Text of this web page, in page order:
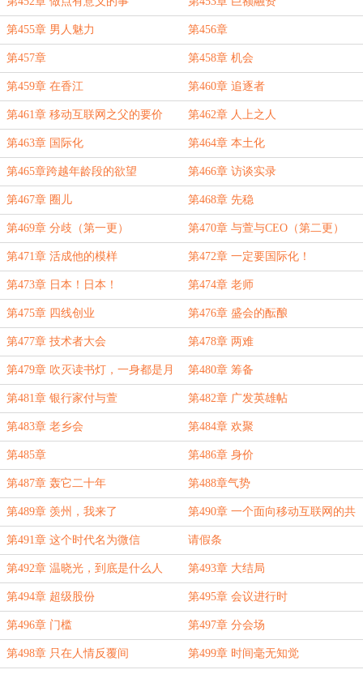
第455章 男人魅力 第456章
第457章 第458章 机会
第459章 在香江 第460章 追逐者
第461章 移动互联网之父的要价
（求订阅）
第462章 人上之人
第463章 国际化 第464章 本土化
第465章跨越年龄段的欲望 第466章 访谈实录
第467章 圈儿 第468章 先稳
第469章 分歧（第一更） 第470章 与萱与CEO（第二更）
第471章 活成他的模样 第472章 一定要国际化！
第473章 日本！日本！ 第474章 老师
第475章 四线创业 第476章 盛会的酝酿
第477章 技术者大会 第478章 两难
第479章 吹灭读书灯，一身都是月 第480章 筹备
第481章 银行家付与萱 第482章 广发英雄帖
第483章 老乡会 第484章 欢聚
第485章 第486章 身价
第487章 轰它二十年 第488章气势
第489章 羡州，我来了 第490章 一个面向移动互联网的共
有的流量平台
第491章 这个时代名为微信 请假条
第492章 温晓光，到底是什么人 第493章 大结局
第494章 超级股份 第495章 会议进行时
第496章 门槛 第497章 分会场
第498章 只在人情反覆间 第499章 时间毫无知觉